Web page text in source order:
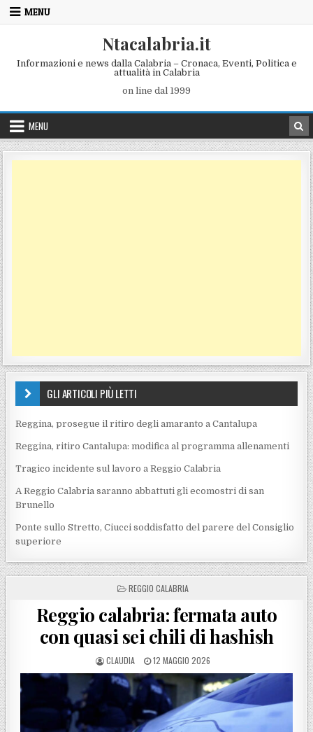
Skip to content
MENU
Ntacalabria.it
Informazioni e news dalla Calabria – Cronaca, Eventi, Politica e
attualità in Calabria
on line dal 1999
MENU
GLI ARTICOLI PIÙ LETTI
Reggina, prosegue il ritiro degli amaranto a Cantalupa
Reggina, ritiro Cantalupa: modifica al programma allenamenti
Tragico incidente sul lavoro a Reggio Calabria
A Reggio Calabria saranno abbattuti gli ecomostri di san
Brunello
Ponte sullo Stretto, Ciucci soddisfatto del parere del Consiglio
superiore
POSTED IN
REGGIO CALABRIA
Reggio calabria: fermata auto
con quasi sei chili di hashish
POSTED BY
CLAUDIA POSTED ON
12 MAGGIO 2026